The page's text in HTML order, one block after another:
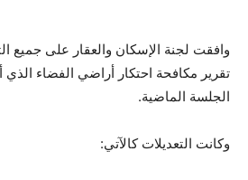
وافقت لجنة الإسكان والعقار على جميع
تقرير مكافحة احتكار أراضي الفضاء
الجلسة الماضية.
وكانت التعديلات كالآتي: